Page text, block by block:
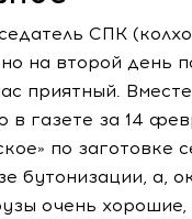
СПК
на второй день
приятный.
газете за 14
по заготовке
а,
очень